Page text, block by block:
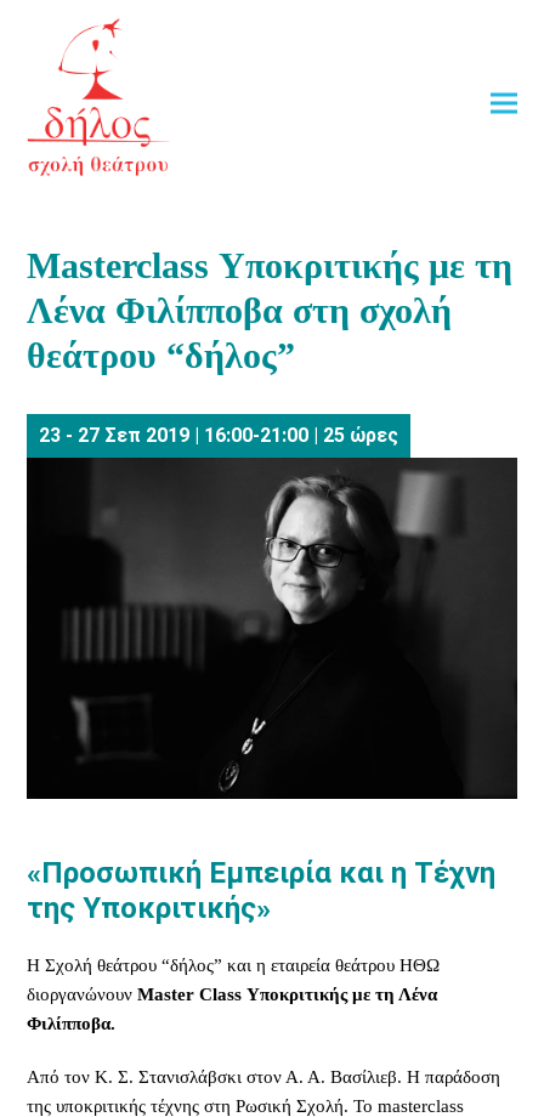
Masterclass Υποκριτικής με τη
Λένα Φιλίπποβα στη σχολή
θεάτρου “δήλος”
23 - 27 Σεπ 2019 | 16:00-21:00 | 25 ώρες
«Προσωπική Εμπειρία και η Τέχνη
της Υποκριτικής»
Η Σχολή θεάτρου “δήλος” και η εταιρεία θεάτρου ΗΘΩ
διοργανώνουνMaster Class Υποκριτικής με τη Λένα
Φιλίπποβα.
Από τον Κ. Σ. Στανισλάβσκι στον Α. Α. Βασίλιεβ. Η παράδοση
της υποκριτικής τέχνης στη Ρωσική Σχολή. Το masterclass